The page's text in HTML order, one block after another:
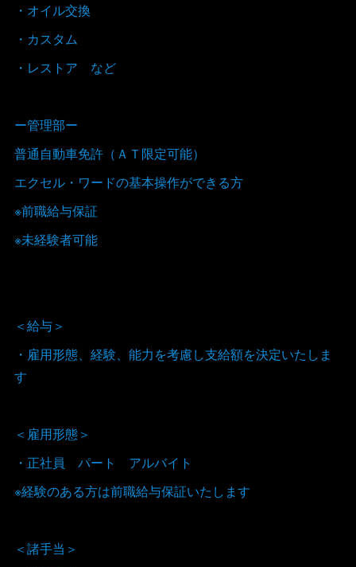
・オイル交換
・カスタム
・レストア など
ー管理部ー
普通自動車免許（ＡＴ限定可能）
エクセル・ワードの基本操作ができる方
※前職給与保証
※未経験者可能
＜給与＞
・雇用形態、経験、能力を考慮し支給額を決定いたしま
す
＜雇用形態＞
・正社員 パート アルバイト
※経験のある方は前職給与保証いたします
＜諸手当＞